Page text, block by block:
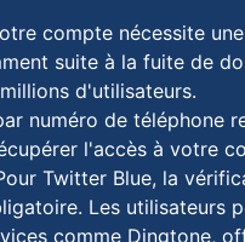
compte nécessite
suite à la fuite de
d'utilisateurs.
numéro de téléphone
l'accès à votre
Twitter Blue, la
Les utilisateurs
comme Dingtone,